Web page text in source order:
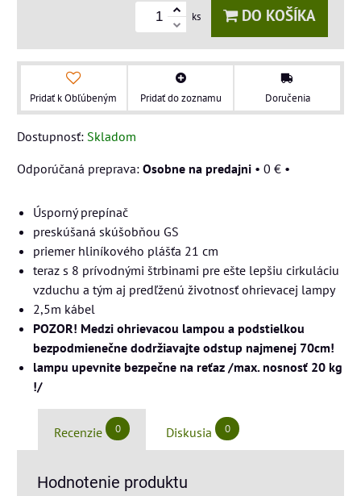
ks DO KOŠÍKA
Pridať k Obľúbeným Pridať do zoznamu Doručenia
Dostupnosť: Skladom
Osobne na predajni • 0 € •
Úsporný prepínač
preskúšaná skúšobňou GS
priemer hliníkového plášťa 21 cm
teraz s 8 prívodnými štrbinami pre ešte lepšiu cirkuláciu
vzduchu a tým aj predľženú životnosť ohrievacej lampy
2,5m kábel
POZOR! Medzi ohrievacou lampou a podstielkou
bezpodmienečne dodržiavajte odstup najmenej 70cm!
lampu upevnite bezpečne na reťaz /max. nosnosť 20 kg
!/
Recenzie 0 Diskusia 0
Hodnotenie produktu